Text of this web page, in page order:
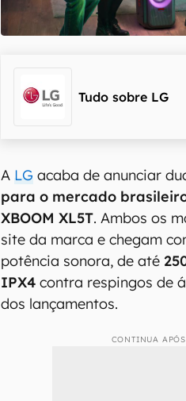
Tudo sobre LG
A LG acaba de anunciar
para o mercado
XBOOM XL5T. Ambos os
site da marca e chegam
potência sonora, de até
IPX4 contra respingos de
dos lançamentos.
CONTINUA